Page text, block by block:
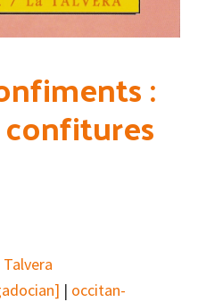
:
Talvera
| occitan-